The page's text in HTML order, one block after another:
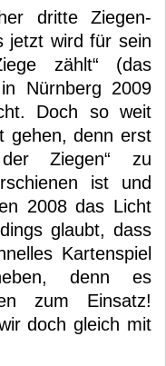
dritte Ziegen-
jetzt wird für sein
zählt“ (das
Nürnberg 2009
Doch so weit
gehen, denn erst
Ziegen“ zu
ist und
2008 das Licht
glaubt, dass
Kartenspiel
denn es
zum Einsatz!
doch gleich mit